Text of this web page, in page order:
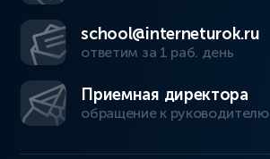
school@interneturok.ru
ответим за 1 раб. день
Приемная директора
обращение к руководителю